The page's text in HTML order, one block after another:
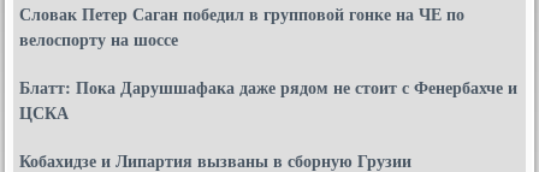
Словак Петер Саган победил в групповой гонке на ЧЕ по
велоспорту на шоссе
Блатт: Пока Дарушшафака даже рядом не стоит с Фенербахче и
ЦСКА
Кобахидзе и Липартия вызваны в сборную Грузии